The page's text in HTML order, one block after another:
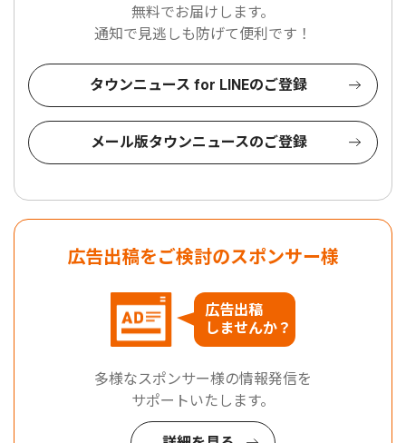
無料でお届けします。
通知で見逃しも防げて便利です！
タウンニュース for LINEのご登録
メール版タウンニュースのご登録
広告出稿をご検討のスポンサー様
広告出稿
しませんか？
多様なスポンサー様の情報発信を
サポートいたします。